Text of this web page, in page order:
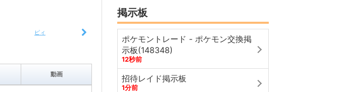
ピィ
動画
掲示板
ポケモントレード - ポケモン交換掲
示板(148348)
12秒前
招待レイド掲示板
1分前